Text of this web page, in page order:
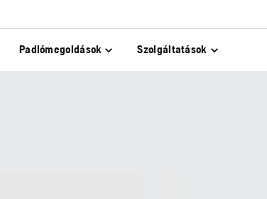
Padlómegoldások Szolgáltatások